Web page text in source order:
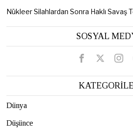
Nükleer Silahlardan Sonra Haklı Savaş
SOSYAL
Dünya
Düşünce